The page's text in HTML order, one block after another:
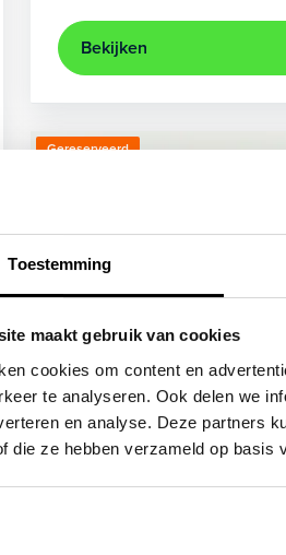
Toestemming
maakt gebruik van cookies
cookies om content en
te analyseren. Ook delen we
en analyse. Deze partners
die ze hebben verzameld op basis
Bekijken
Gereserveerd
Audi A3
Sportback 40 TFSIe Advanced